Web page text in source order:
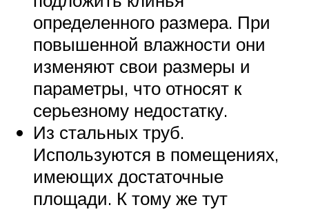
определенного размера. При
повышенной влажности они
изменяют свои размеры и
параметры, что относят к
серьезному недостатку.
Из стальных труб.
Используются в помещениях,
имеющих достаточные
площади. К тому же тут